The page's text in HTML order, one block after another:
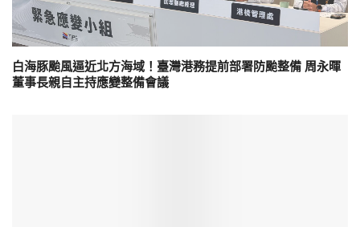
白海豚颱風逼近北方海域！臺灣港務提前部署防颱整備 周永暉
董事長親自主持應變整備會議